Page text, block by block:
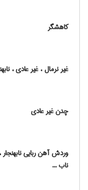
کاهشگر
غیر نرمال ، غیر عادی ،
چدن غیر عادی
وردش آهن ربایی نابهنجار
ناب ...